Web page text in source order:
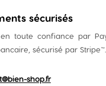
sécurisés
en toute confiance par
sécurisé par Stripe™.
shop.fr